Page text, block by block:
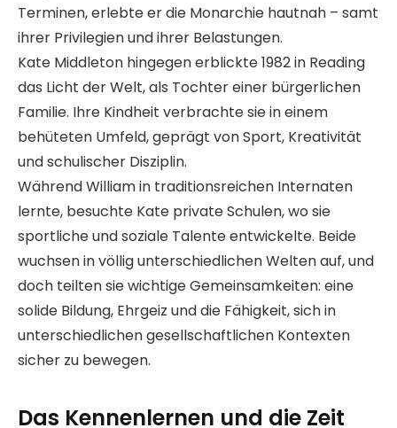
Terminen, erlebte er die Monarchie hautnah – samt
ihrer Privilegien und ihrer Belastungen.
Kate Middleton hingegen erblickte 1982 in Reading
das Licht der Welt, als Tochter einer bürgerlichen
Familie. Ihre Kindheit verbrachte sie in einem
behüteten Umfeld, geprägt von Sport, Kreativität
und schulischer Disziplin.
Während William in traditionsreichen Internaten
lernte, besuchte Kate private Schulen, wo sie
sportliche und soziale Talente entwickelte. Beide
wuchsen in völlig unterschiedlichen Welten auf, und
doch teilten sie wichtige Gemeinsamkeiten: eine
solide Bildung, Ehrgeiz und die Fähigkeit, sich in
unterschiedlichen gesellschaftlichen Kontexten
sicher zu bewegen.
Das Kennenlernen und die Zeit